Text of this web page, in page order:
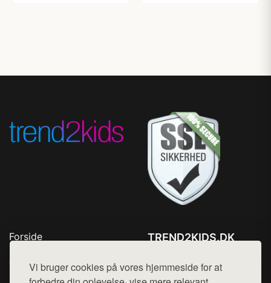
Vi bruger cookies på vores hjemmeside for at
Forside
Top Rabatter
Blog
TREND2KIDS.DK
Mail: hej@want.dk